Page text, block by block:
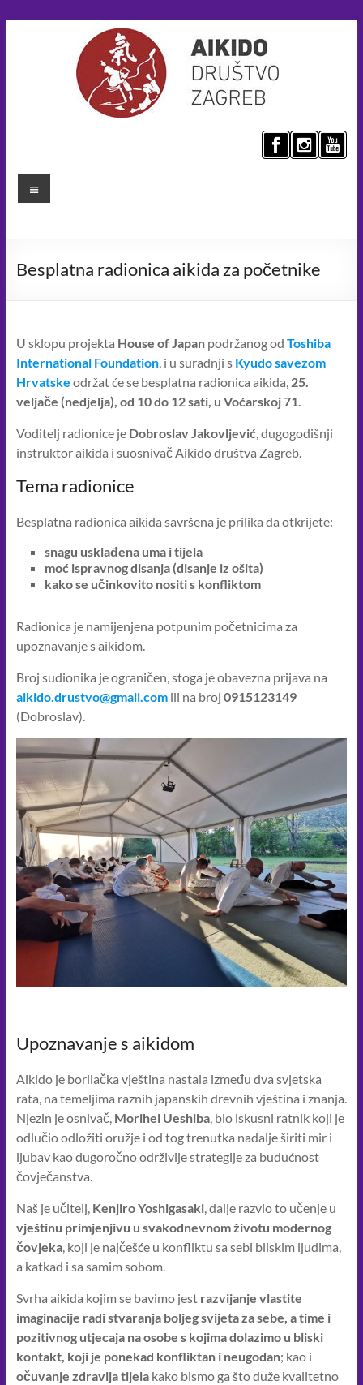
društvo
Zagreb
za
principima
u
svakodnevnom
životu
dovodimo
um
tijelo
skladan
pronalazimo
miroljubiva
u
stvaramo
bolji
svijet,
u
sebi
oko
sebe.
Menu
Besplatna radionica aikida za početnike
U sklopu projekta House of Japanpodržanog od Toshiba
International Foundation, i u suradnji s Kyudo savezom
Hrvatske održat će se besplatna radionica aikida, 25.
veljače (nedjelja), od 10 do 12 sati, u Voćarskoj 71.
Voditelj radionice je Dobroslav Jakovljević, dugogodišnji
instruktor aikida i suosnivač Aikido društva Zagreb.
Tema radionice
Besplatna radionica aikida savršena je prilika da otkrijete:
snagu usklađena uma i tijela
moć ispravnog disanja (disanje iz ošita)
kako se učinkovito nositi s konfliktom
Radionica je namijenjena potpunim početnicima za
upoznavanje s aikidom.
Broj sudionika je ograničen, stoga je obavezna prijava na
aikido.drustvo@gmail.comili na broj 0915123149
(Dobroslav).
Upoznavanje s aikidom
Aikido je borilačka vještina nastala između dva svjetska
rata, na temeljima raznih japanskih drevnih vještina i znanja.
Njezin je osnivač, Morihei Ueshiba, bio iskusni ratnik koji je
odlučio odložiti oružje i od tog trenutka nadalje širiti mir i
ljubav kao dugoročno održivije strategije za budućnost
čovječanstva.
Naš je učitelj, Kenjiro Yoshigasaki, dalje razvio to učenje u
vještinu primjenjivu u svakodnevnom životu modernog
čovjeka, koji je najčešće u konfliktu sa sebi bliskim ljudima,
a katkad i sa samim sobom.
Svrha aikida kojim se bavimo jest razvijanje vlastite
imaginacije radi stvaranja boljeg svijeta za sebe, a time i
pozitivnog utjecaja na osobe s kojima dolazimo u bliski
kontakt, koji je ponekad konfliktan i neugodan; kao i
očuvanje zdravlja tijelakako bismo ga što duže kvalitetno